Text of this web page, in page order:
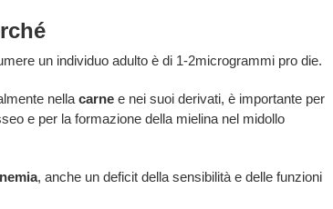
un individuo adulto è di 1-2microgrammi pro die.
nella carnee nei suoi derivati, è importante per
e per la formazione della mielina nel midollo
, anche un deficit della sensibilità e delle funzioni